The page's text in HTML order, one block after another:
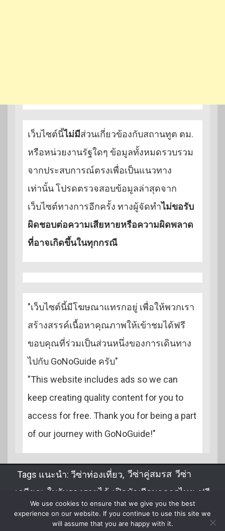
เว็บไซต์นี้ไม่มีส่วนเกี่ยวข้องกับสถานทูต ตม.
หรือหน่วยงานรัฐใดๆ ข้อมูลทั้งหมดรวบรวม
จากประสบการณ์ตรงเพื่อเป็นแนวทาง
เท่านั้น โปรดตรวจสอบข้อมูลล่าสุดจาก
เว็บไซต์ทางการอีกครั้ง ทางผู้จัดทำไม่ขอรับ
ผิดชอบต่อความเสียหายหรือความผิดพลาด
ที่อาจเกิดขึ้นในทุกกรณี
"เว็บไซต์นี้มีโฆษณาแทรกอยู่ เพื่อให้พวกเรา
สร้างสรรค์เนื้อหาคุณภาพให้เข้าชมได้ฟรี
ขอบคุณที่ร่วมเป็นส่วนหนึ่งของการเดินทาง
ไปกับ GoNoGuide ครับ"
"This website includes ads so we can
keep creating quality content for you to
access for free. Thank you for being a part
of our journey with GoNoGuide!"
Tags แนะนำ: วีซ่าท่องเที่ยว, วีซ่าคู่สมรส ,วีซ่า
เกษียณ ใบรับรองรายได้ เปิดบัญชีธนาคารไทย ฟรี
วีซ่า,DTV ,จดทะเบียนสมรส, ขอวีซ่าไทยในลาว
We use cookies to ensure that we give you the best
experience on our website. If you continue to use this site we
will assume that you are happy with it.